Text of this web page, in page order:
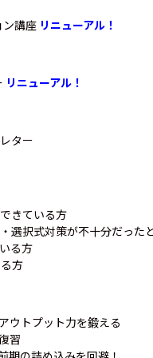
ン講座 リニューアル！
リニューアル！
ター
きている方
選択式対策が不十分だった
る方
方
ウトプット力を鍛える
習